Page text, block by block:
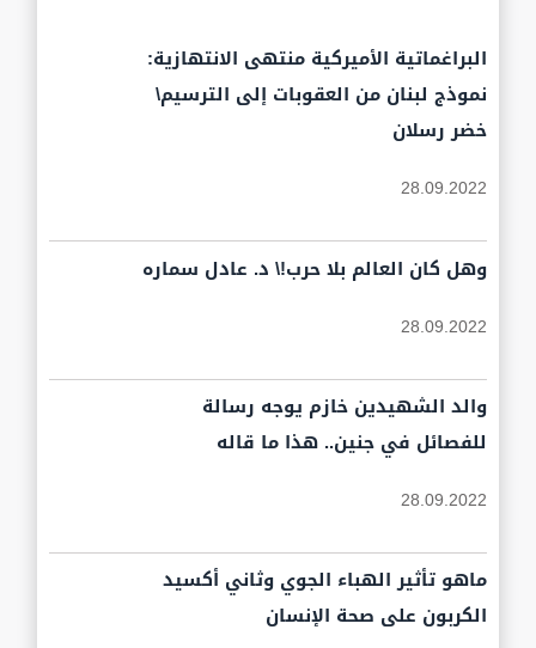
البراغماتية الأميركية منتهى الانتهازية:
نموذج لبنان من العقوبات إلى الترسيم\
خضر رسلان
28.09.2022
وهل كان العالم بلا حرب!\ د. عادل سماره
28.09.2022
والد الشهيدين خازم يوجه رسالة
للفصائل في جنين.. هذا ما قاله
28.09.2022
ماهو تأثير الهباء الجوي وثاني أكسيد
الكربون على صحة الإنسان